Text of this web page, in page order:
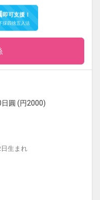
即可支援！
採四捨五入法
圓 (円2000)
生まれ